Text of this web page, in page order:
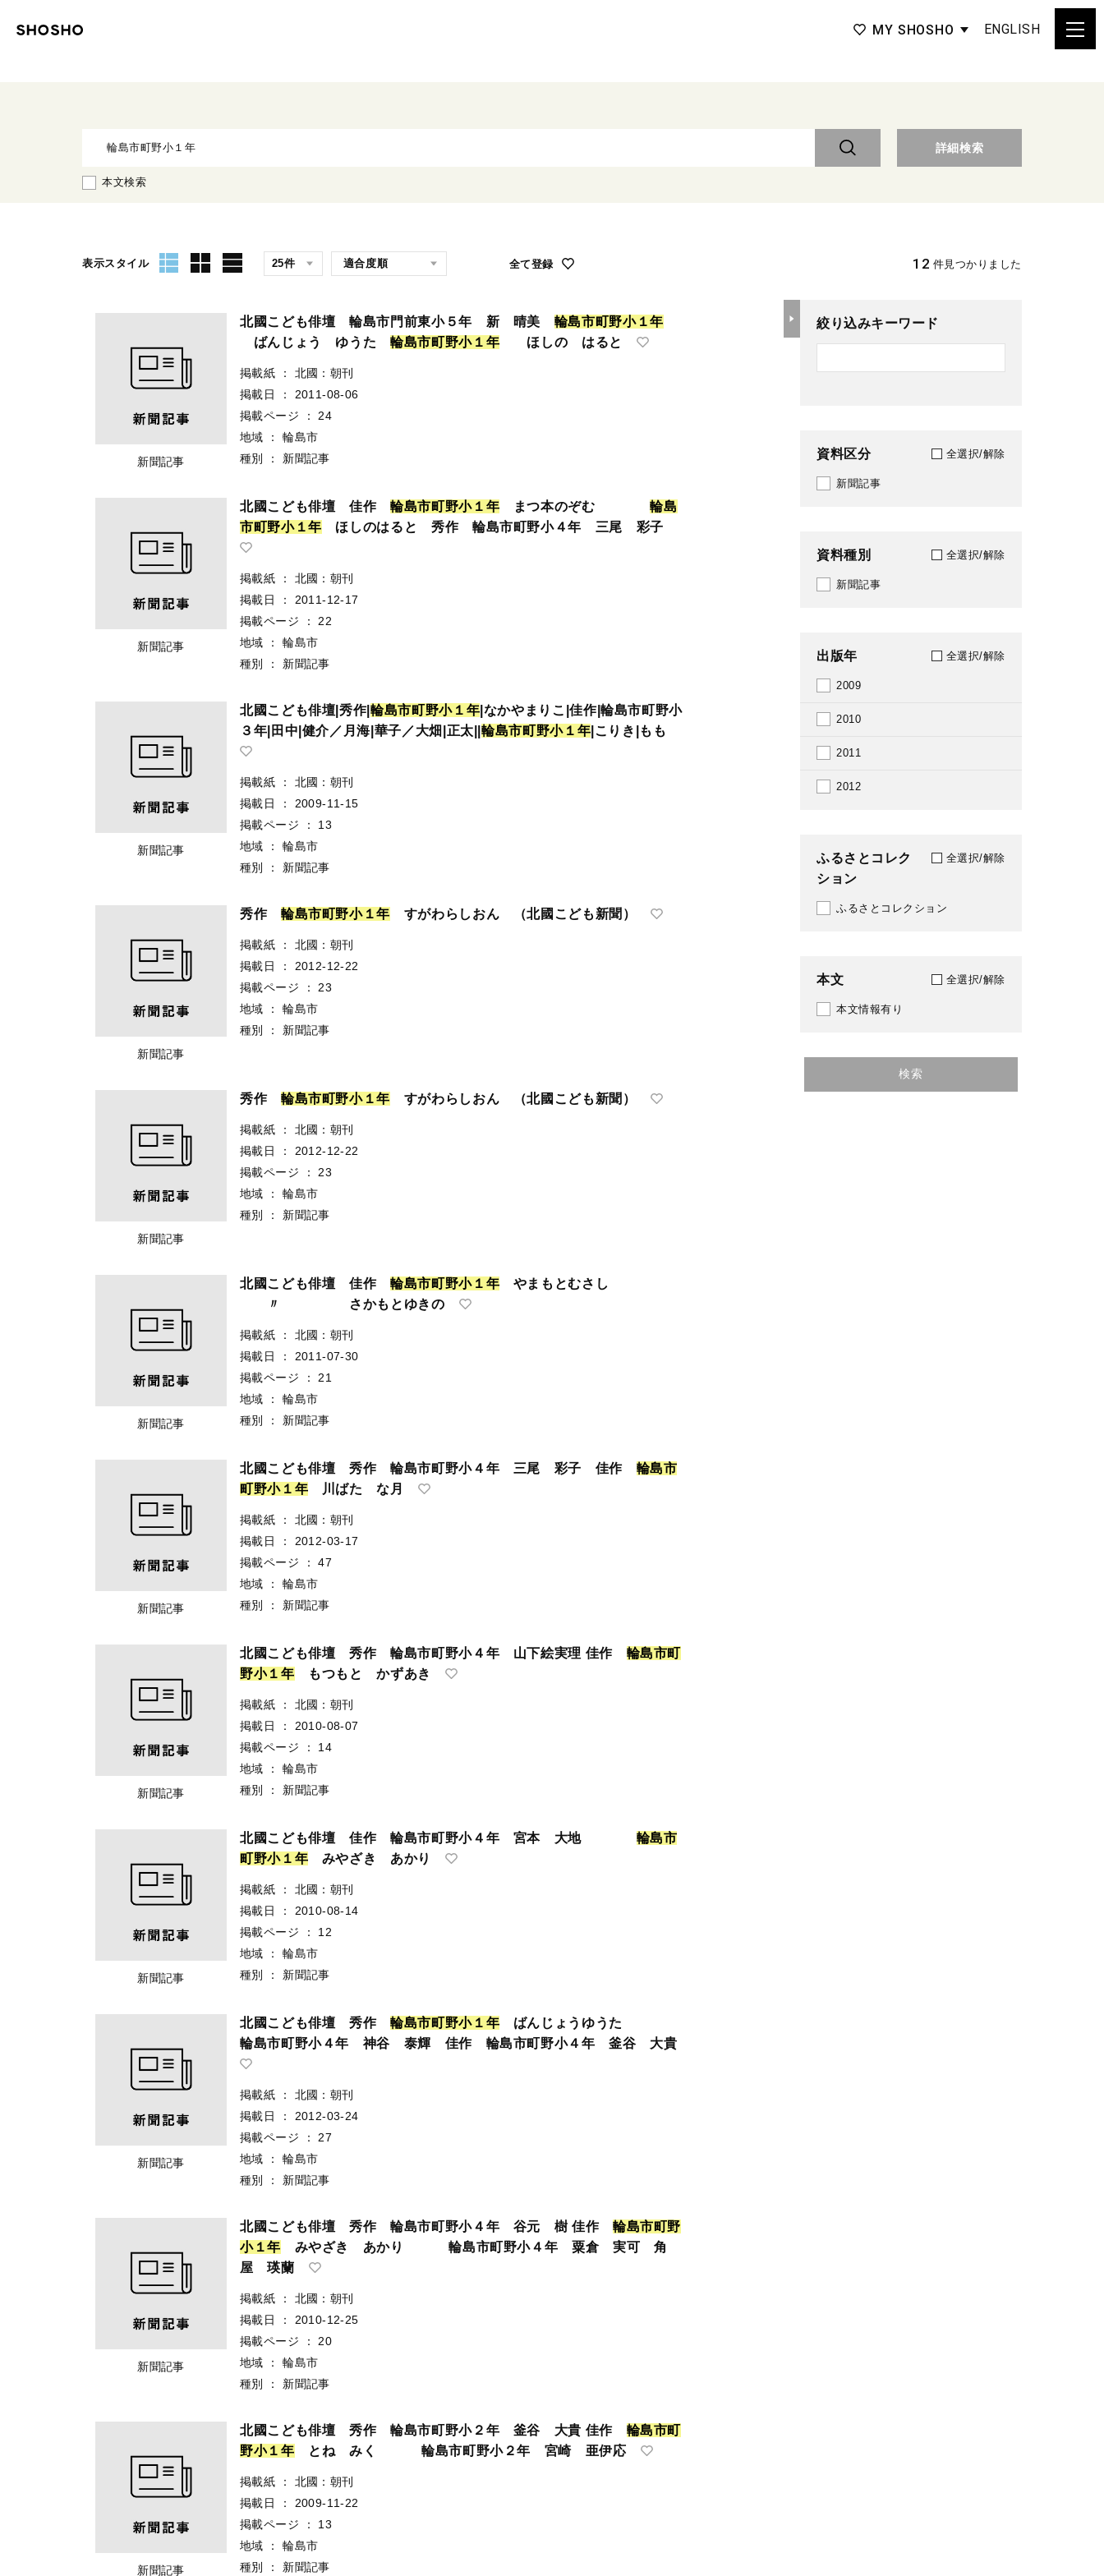
MY SHOSHO ENGLISH
詳細検索
本文検索
表示スタイル 全て登録 12 件見つかりました
新聞記事
北國こども俳壇 輪島市門前東小５年 新 晴美 輪島市町野小１年
ばんじょう ゆうた輪島市町野小１ 年 ほしの はると
掲載紙 ：
北國：朝刊
掲載日
：
2011-08-06
掲載ページ
：
24
地域
：
輪島市
種別
： 新聞記事
新聞記事
北國こども俳壇 佳作輪島市町野小１ 年 まつ本のぞむ輪島
市町野小１年 ほしのはると 秀作 輪島市町野小４年 三尾 彩子
掲載紙 ：
北國：朝刊
掲載日
：
2011-12-17
掲載ページ
：
22
地域
：
輪島市
種別
： 新聞記事
新聞記事
北國こども俳壇|秀作|輪島市町野小１ 年 |なかやまりこ|佳作|輪島市町野小
３年|田中|健介／月海|華子／大畑|正太||輪島市町野小１ 年 |こりき|もも
掲載紙 ：
北國：朝刊
掲載日
：
2009-11-15
掲載ページ
：
13
地域
：
輪島市
種別
： 新聞記事
新聞記事
秀作 輪島市町野小１年 すがわらしおん （北國こども新聞）
掲載紙 ：
北國：朝刊
掲載日
：
2012-12-22
掲載ページ
：
23
地域
：
輪島市
種別
： 新聞記事
新聞記事
秀作 輪島市町野小１年 すがわらしおん （北國こども新聞）
掲載紙 ：
北國：朝刊
掲載日
：
2012-12-22
掲載ページ
：
23
地域
：
輪島市
種別
： 新聞記事
新聞記事
北國こども俳壇 佳作輪島市町野小１ 年 やまもとむさし
〃 さかもとゆきの
掲載紙 ：
北國：朝刊
掲載日
：
2011-07-30
掲載ページ
：
21
地域
：
輪島市
種別
： 新聞記事
新聞記事
北國こども俳壇 秀作 輪島市町野小４年 三尾 彩子 佳作 輪島市
町野小１ 年 川ばた な月
掲載紙 ：
北國：朝刊
掲載日
：
2012-03-17
掲載ページ
：
47
地域
：
輪島市
種別
： 新聞記事
新聞記事
北國こども俳壇 秀作 輪島市町野小４年 山下絵実理 佳作 輪島市町
野小 １ 年 もつもと かずあき
掲載紙 ：
北國：朝刊
掲載日
：
2010-08-07
掲載ページ
：
14
地域
：
輪島市
種別
： 新聞記事
新聞記事
北國こども俳壇 佳作 輪島市町野小４年 宮本 大地 輪島市
町野小１ 年 みやざき あかり
掲載紙 ：
北國：朝刊
掲載日
：
2010-08-14
掲載ページ
：
12
地域
：
輪島市
種別
： 新聞記事
新聞記事
北國こども俳壇 秀作輪島市町野小１ 年 ばんじょうゆうた
輪島市町野小４年 神谷 泰輝 佳作 輪島市町野小４年 釜谷 大貴
掲載紙 ：
北國：朝刊
掲載日
：
2012-03-24
掲載ページ
：
27
地域
：
輪島市
種別
： 新聞記事
新聞記事
北國こども俳壇 秀作 輪島市町野小４年 谷元 樹 佳作 輪島市町野
小１年 みやざき あかり 輪島市町野小４年 粟倉 実可 角
屋 瑛蘭
掲載紙 ：
北國：朝刊
掲載日
：
2010-12-25
掲載ページ
：
20
地域
：
輪島市
種別
： 新聞記事
新聞記事
北國こども俳壇 秀作 輪島市町野小２年 釜谷 大貴 佳作 輪島市町
野小 １ 年 とね みく 輪島市町野小２年 宮崎 亜伊応
掲載紙 ：
北國：朝刊
掲載日
：
2009-11-22
掲載ページ
：
13
地域
：
輪島市
種別
： 新聞記事
絞り込みキーワード
資料区分 全選択/解除
新聞記事
資料種別 全選択/解除
新聞記事
出版年 全選択/解除
2009
2010
2011
2012
ふるさとコレク
ション
全選択/解除
ふるさとコレクション
本文 全選択/解除
本文情報有り
検索